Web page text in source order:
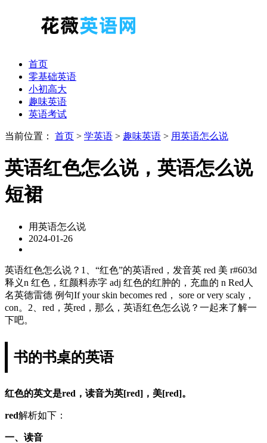
首页
零基础英语
小初高大
趣味英语
英语考试
当前位置： 首页 > 学英语 > 趣味英语 > 用英语怎么说
英语红色怎么说，英语怎么说
短裙
用英语怎么说
2024-01-26
英语红色怎么说？1、“红色”的英语red，发音英 red 美 r#603d
释义n 红色，红颜料赤字 adj 红色的红肿的，充血的 n Red人
名英德雷德 例句If your skin becomes red， sore or very scaly，
con。2、red，英red，那么，英语红色怎么说？一起来了解一
下吧。
书的书桌的英语
红色的英文是red，读音为英[red]，美[red]。
red解析如下：
一、读音